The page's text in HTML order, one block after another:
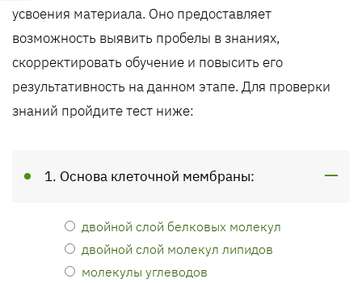
усвоения материала. Оно предоставляет
возможность выявить пробелы в знаниях,
скорректировать обучение и повысить его
результативность на данном этапе. Для проверки
знаний пройдите тест ниже:
1. Основа клеточной мембраны:
двойной слой белковых молекул
двойной слой молекул липидов
молекулы углеводов